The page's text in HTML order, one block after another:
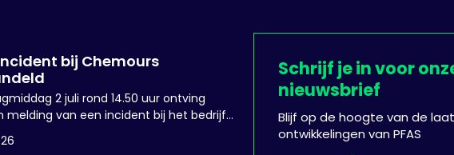
bij Chemours
2 juli rond 14.50 uur ontving
melding van een incident bij het bedrijf
in Dordrecht.
Schrijf je in voor
nieuwsbrief
Blijf op de hoogte van de
ontwikkelingen van PFAS